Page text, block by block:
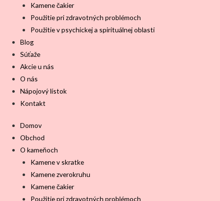
Kamene čakier
Použitie pri zdravotných problémoch
Použitie v psychickej a spirituálnej oblasti
Blog
Súťaže
Akcie u nás
O nás
Nápojový lístok
Kontakt
Domov
Obchod
O kameňoch
Kamene v skratke
Kamene zverokruhu
Kamene čakier
Použitie pri zdravotných problémoch